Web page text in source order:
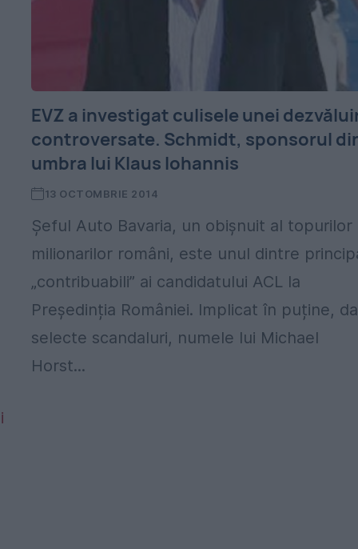
EVZ a investigat culisele unei
controversate. Schmidt, sponsorul
umbra lui Klaus Iohannis
13 OCTOMBRIE 2014
Șeful Auto Bavaria, un obișnuit al topurilor
milionarilor români, este unul dintre
„contribuabili” ai candidatului ACL la
Președinția României. Implicat în puține,
selecte scandaluri, numele lui Michael
Horst...